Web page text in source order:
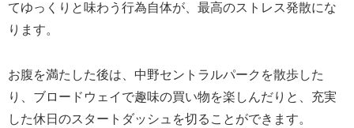
てゆっくりと味わう行為自体が、最高のストレス発散にな
ります。
お腹を満たした後は、中野セントラルパークを散歩した
り、ブロードウェイで趣味の買い物を楽しんだりと、充実
した休日のスタートダッシュを切ることができます。